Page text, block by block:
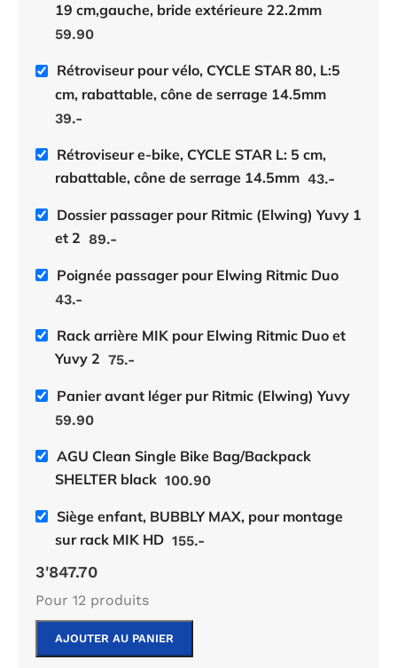
19 cm,gauche, bride extérieure 22.2mm
59.90
Rétroviseur pour vélo, CYCLE STAR 80, L:5
cm, rabattable, cône de serrage 14.5mm
39.-
Rétroviseur e-bike, CYCLE STAR L: 5 cm,
rabattable, cône de serrage 14.5mm 43.-
Dossier passager pour Ritmic (Elwing) Yuvy 1
et 2 89.-
Poignée passager pour Elwing Ritmic Duo
43.-
Rack arrière MIK pour Elwing Ritmic Duo et
Yuvy 2 75.-
Panier avant léger pur Ritmic (Elwing) Yuvy
59.90
AGU Clean Single Bike Bag/Backpack
SHELTER black 100.90
Siège enfant, BUBBLY MAX, pour montage
sur rack MIK HD 155.-
3'847.70
Pour 12 produits
AJOUTER AU PANIER